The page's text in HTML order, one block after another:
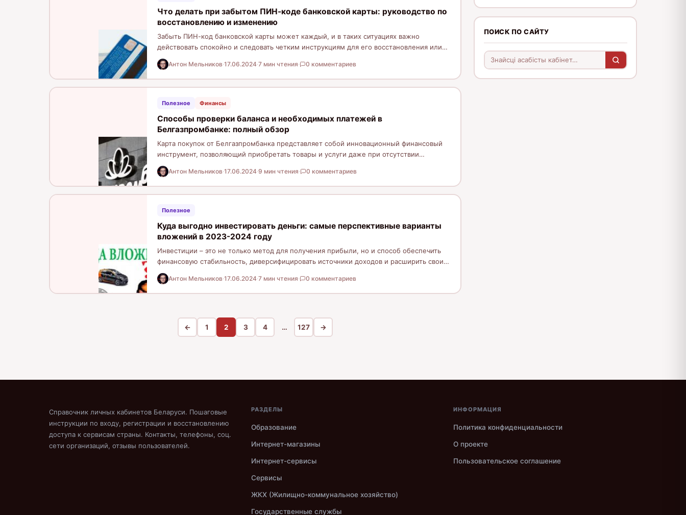
Что делать при забытом ПИН-коде банковской карты: руководство по
восстановлению и изменению
Забыть ПИН-код банковской карты может каждый, и в таких ситуациях важно
действовать спокойно и следовать четким инструкциям для его восстановления или
изменения.…
Антон Мельников·17.06.2024·7 мин чтения· 0 комментариев
Полезное Финансы
Способы проверки баланса и необходимых платежей в
Белгазпромбанке: полный обзор
Карта покупок от Белгазпромбанка представляет собой инновационный финансовый
инструмент, позволяющий приобретать товары и услуги даже при отсутствии
достаточных средств на момент покупки.…
Антон Мельников·17.06.2024·9 мин чтения· 0 комментариев
Полезное
Куда выгодно инвестировать деньги: самые перспективные варианты
вложений в 2023-2024 году
Инвестиции – это не только метод для получения прибыли, но и способ обеспечить
финансовую стабильность, диверсифицировать источники доходов и расширить свои
знания…
Антон Мельников·17.06.2024·7 мин чтения· 0 комментариев
← 1 2 3 4 … 127 →
ПОИСК ПО САЙТУ
Справочник личных кабинетов Беларуси. Пошаговые
инструкции по входу, регистрации и восстановлению
доступа к сервисам страны. Контакты, телефоны, соц.
сети организаций, отзывы пользователей.
РАЗДЕЛЫ
Образование
Интернет-магазины
Интернет-сервисы
Сервисы
ЖКХ (Жилищно-коммунальное хозяйство)
Государственные службы
ИНФОРМАЦИЯ
Политика конфиденциальности
О проекте
Пользовательское соглашение